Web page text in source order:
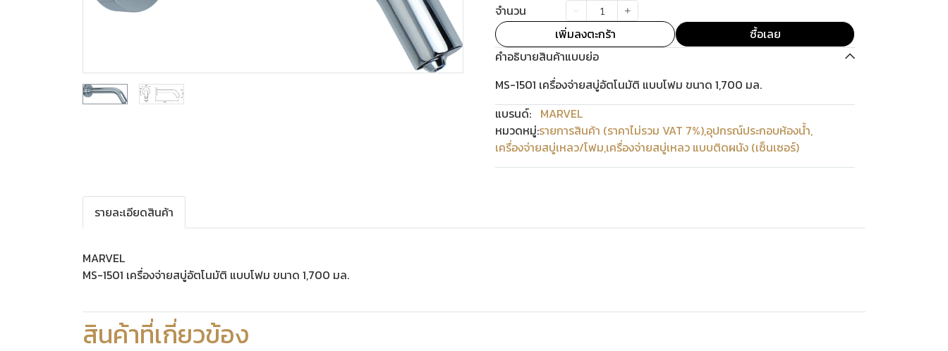
จำนวน
เพิ่มลงตะกร้า
ซื้อเลย
คำอธิบายสินค้าแบบย่อ
MS-1501 เครื่องจ่ายสบู่อัตโนมัติ แบบโฟม ขนาด 1,700 มล.
แบรนด์: MARVEL
หมวดหมู่:รายการสินค้า (ราคาไม่รวม VAT 7%),อุปกรณ์ประกอบห้องน้ำ,
เครื่องจ่ายสบู่เหลว/โฟม,เครื่องจ่ายสบู่เหลว แบบติดผนัง (เซ็นเซอร์)
รายละเอียดสินค้า
MARVEL
MS-1501 เครื่องจ่ายสบู่อัตโนมัติ แบบโฟม ขนาด 1,700 มล.
สินค้าที่เกี่ยวข้อง